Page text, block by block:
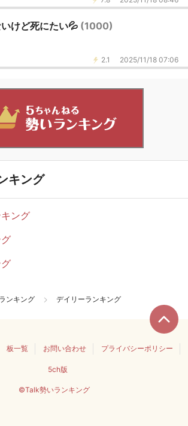
けど死にたい💦 (1000)
2.1 2025/11/18 07:06
キング
ング
ンキング デイリーランキング
板一覧 お問い合わせ プライバシーポリシー
5ch版
©Talk勢いランキング